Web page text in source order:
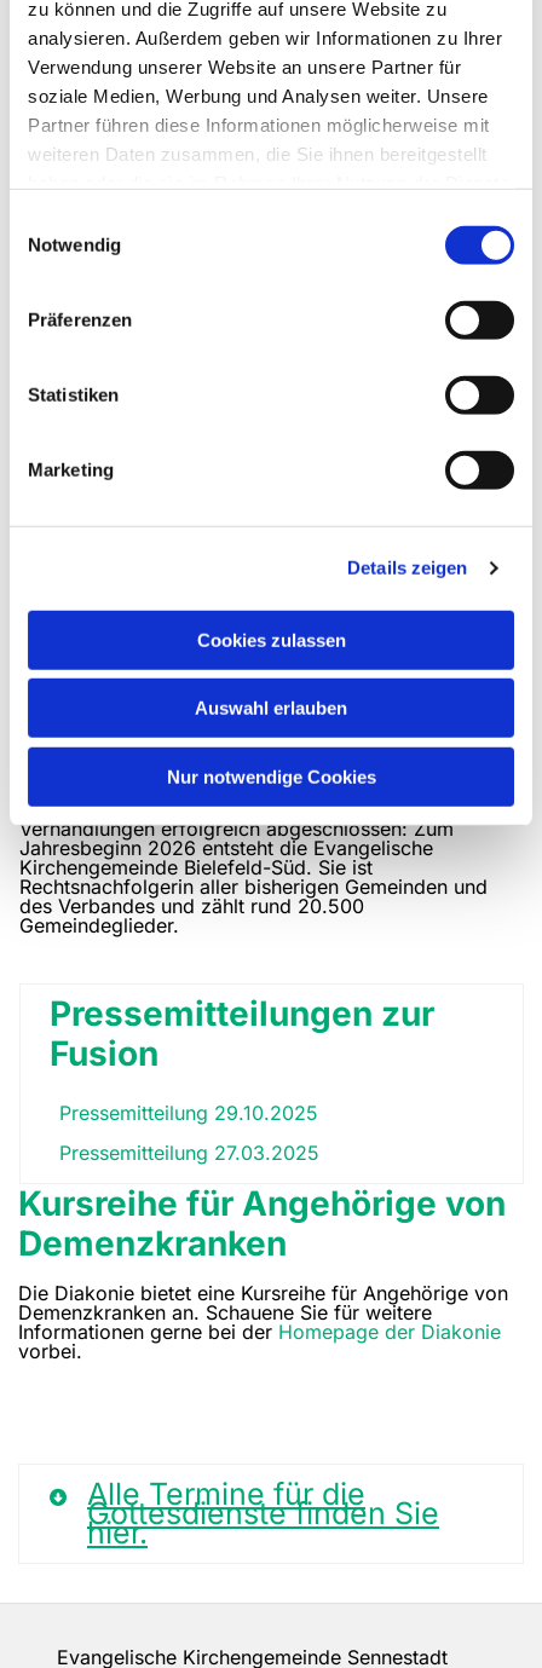
zu können und die Zugriffe auf unsere Website zu
analysieren. Außerdem geben wir Informationen zu Ihrer
Verwendung unserer Website an unsere Partner für
soziale Medien, Werbung und Analysen weiter. Unsere
Partner führen diese Informationen möglicherweise mit
weiteren Daten zusammen, die Sie ihnen bereitgestellt
Notwendig
Präferenzen
Statistiken
Marketing
Details zeigen
Cookies zulassen
Auswahl erlauben
Nur notwendige Cookies
Gemeinsam unterwegs in eine
neue Zukunft
Die fünf evangelischen Kirchengemeinden im
Bielefelder Süden – Brackwede, Quelle-Brock, Senne-
Emmaus, Sennestadt und Ummeln – sowie der Verband
der Ev. Kirchengemeinden in Brackwede haben ihre
Verhandlungen erfolgreich abgeschlossen: Zum
Jahresbeginn 2026 entsteht die Evangelische
Kirchengemeinde Bielefeld-Süd. Sie ist
Rechtsnachfolgerin aller bisherigen Gemeinden und
des Verbandes und zählt rund 20.500
Gemeindeglieder.
Pressemitteilungen zur
Fusion
Pressemitteilung 29.10.2025
Pressemitteilung 27.03.2025
Kursreihe für Angehörige von
Demenzkranken
Die Diakonie bietet eine Kursreihe für Angehörige von
Demenzkranken an. Schauene Sie für weitere
Informationen gerne bei der Homepage der Diakonie
vorbei.
Alle Termine für die
Gottesdienste finden Sie
hier.
Evangelische Kirchengemeinde Sennestadt